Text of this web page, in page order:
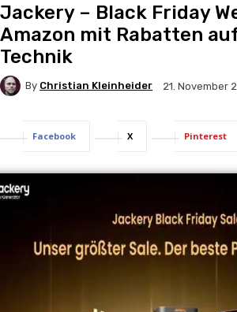
Jackery – Black Friday
Amazon mit Rabatten
Technik
By Christian Kleinheider 21. November
Facebook X Pinterest